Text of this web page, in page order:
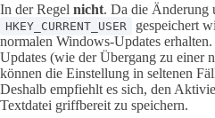
In der Regel nicht. Da die Änderung
HKEY_CURRENT_USER
gespeichert
normalen Windows-Updates
Updates (wie der Übergang zu einer
können die Einstellung in seltenen
Deshalb empfiehlt es sich, den
Textdatei griffbereit zu speichern.